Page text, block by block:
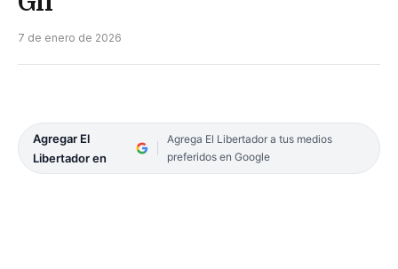
7 de enero de 2026
Agregar El
Libertador en
Agrega El Libertador a tus medios
preferidos en Google